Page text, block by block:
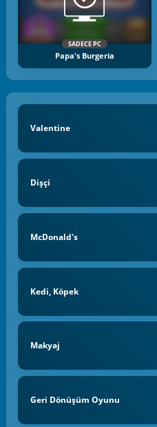
SADECE PC
Papa's Burgeria
Valentine
Dişçi
McDonald's
Kedi, Köpek
Makyaj
Geri Dönüşüm Oyunu